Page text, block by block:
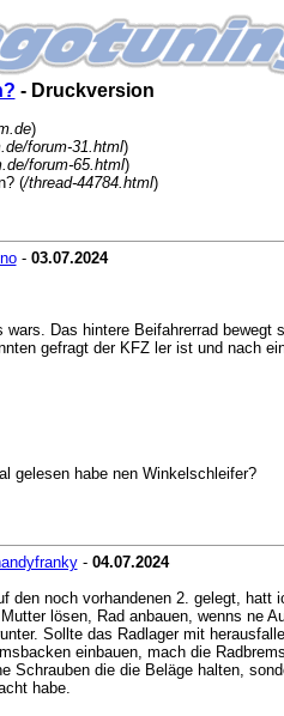
- Druckversion
)
forum-31.html)
forum-65.html)
(/thread-44784.html)
- 03.07.2024
Das hintere Beifahrerrad
gefragt der KFZ ler ist und nach
gelesen habe nen Winkelschleifer?
- 04.07.2024
den noch vorhandenen 2. gelegt, hatt
lösen, Rad anbauen, wenns ne
Sollte das Radlager mit
einbauen, mach die
Schrauben die die Beläge halten,
habe.